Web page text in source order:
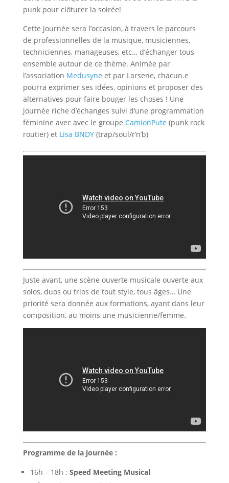
punk pour clôturer la soirée!
Cette journée sera l’occasion, à travers le parcours
de professionnelles de la musique, musiciennes,
techniciennes, manageuses, etc… d’échanger tous
ensemble autour de ce thème. Animée par
l’association Medusyne et par Larsene, chacun.e
pourra exprimer ses idées, opinions et proposer des
alternatives pour faire bouger les choses ! Une
journée riche d’échanges suivi d’une programmation
féminine avec avec le groupe CamionPute (punk rock
routier) et Lisa BNDY(trap/soul/r’n’b)
Juste avant, une scène ouverte musicale ouverte aux
solos, duos ou trios de tout style, tous âges… Une
priorité sera donnée aux formations, ayant dans leur
composition, au moins une musicienne/femme.
Programme de la journée :
16h – 18h : Speed Meeting Musical